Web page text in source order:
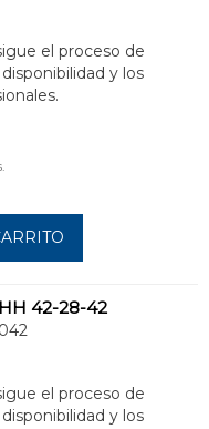
el proceso de
y los
42-28-42
el proceso de
y los